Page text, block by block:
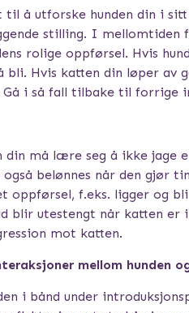
å utforske hunden din i
stilling. I mellomtiden
rolige oppførsel. Hvis
bli. Hvis katten din løper av
i så fall tilbake til forrige
din må lære seg å ikke
også belønnes når den gjør
oppførsel, f.eks. ligger og
blir utestengt når katten er
mot katten.
mellom hunden
i bånd under